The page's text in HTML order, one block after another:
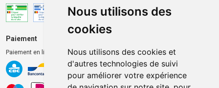
Nous utilisons des
cookies
Nous utilisons des cookies et
d'autres technologies de suivi
pour améliorer votre expérience
Paiement
Paiement en ligne 100% sécurisé
Livraison chez vous
Livraison dans un Point
d’enlèvement